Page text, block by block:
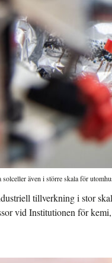
även i större skala för
tillverkning i stor
vid Institutionen för